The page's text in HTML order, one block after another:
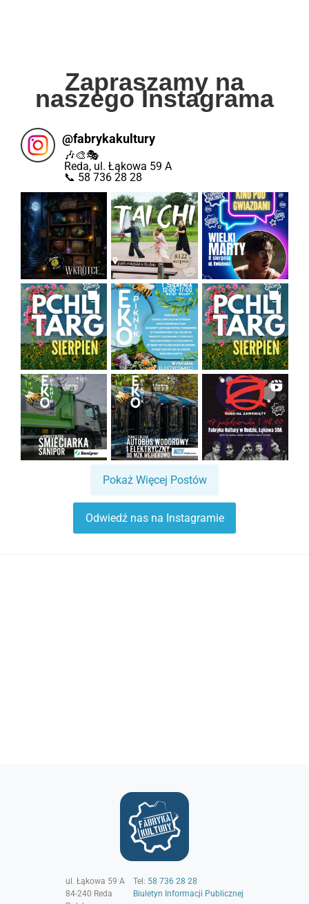
Zapraszamy na
naszego Instagrama
@fabrykakultury
🎶🎨🎭
Reda, ul. Łąkowa 59 A
📞 58 736 28 28
Pokaż Więcej Postów
Odwiedź nas na Instagramie
ul. Łąkowa 59 A
84-240 Reda
Tel: 58 736 28 28
Biuletyn Informacji Publicznej